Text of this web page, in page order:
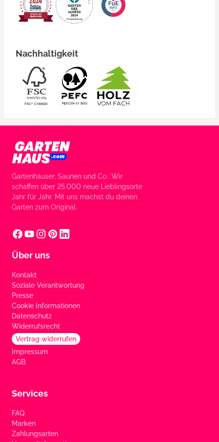
Nachhaltigkeit
Gartenhäuser, Saunen und Co.: Wir
schaffen über 25.000 neue Lieblingsorte
Jahr für Jahr. Mit uns machst du deinen
Garten zum Original.
Über uns
Kontakt
Soziale Verantwortung
Presse
Cookie Informationen
Datenschutz
Widerrufsrecht
Vertrag widerrufen
Impressum
AGB
Services
FAQ
Marken
Zahlungsarten